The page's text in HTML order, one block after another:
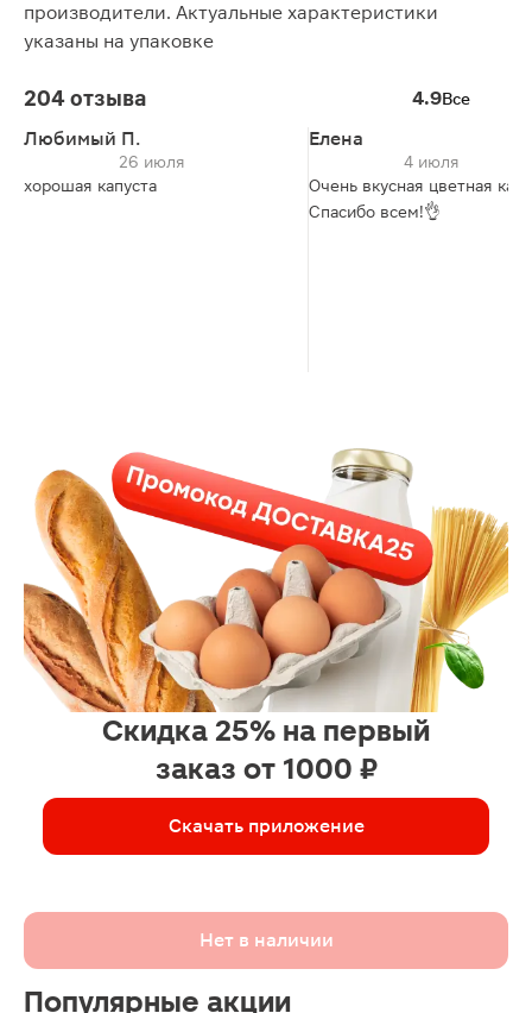
производители. Актуальные характеристики
указаны на упаковке
204 отзыва 4.9Все
Любимый П.
26 июля
хорошая капуста
Елена
4 июля
Очень вкусная цветная
Спасибо всем!👌
Скидка 25% на первый
заказ от 1000 ₽
Скачать приложение
Нет в наличии
Популярные акции